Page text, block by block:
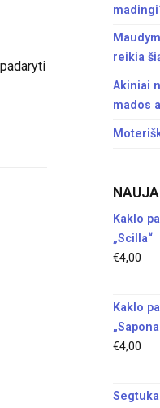
reikia
Akiniai
mados
Kaklo
„Scilla“
€4,00
Kaklo
€4,00